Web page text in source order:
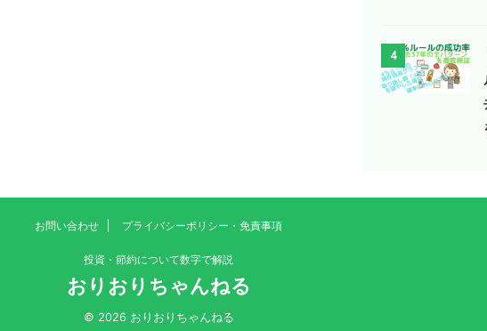
4
お問い合わせ プライバシーポリシー・免責事項
投資・節約について数字で解説
おりおりちゃんねる
© 2026 おりおりちゃんねる